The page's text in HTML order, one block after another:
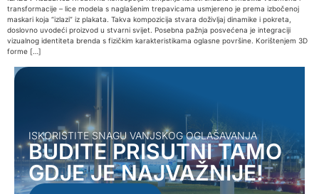
transformacije – lice modela s naglašenim trepavicama usmjereno je prema izbočenoj
maskari koja “izlazi” iz plakata. Takva kompozicija stvara doživljaj dinamike i pokreta,
doslovno uvodeći proizvod u stvarni svijet. Posebna pažnja posvećena je integraciji
vizualnog identiteta brenda s fizičkim karakteristikama oglasne površine. Korištenjem 3D
forme […]
ISKORISTITE SNAGU VANJSKOG OGLAŠAVANJA
BUDITE PRISUTNI TAMO
GDJE JE NAJVAŽNIJE!